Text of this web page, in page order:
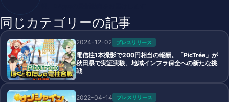
同じカテゴリーの記事
2024-12-02 プレスリリース
電信柱1本撮影で200円相当の報酬。「PicTrée」が
秋田県で実証実験、地域インフラ保全への新たな挑
戦
2022-04-14 プレスリリース